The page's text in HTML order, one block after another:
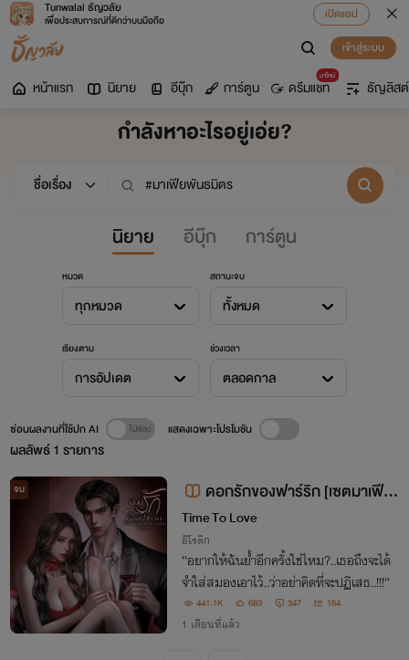
Tunwalai ธัญวลัย
เพื่อประสบการณ์ที่ดีกว่าบนมือถือ
เปิดแอป
เข้าสู่ระบบ
หน้าแรก นิยาย อีบุ๊ก การ์ตูน
มาใหม่
ดรีมแชท ธัญลิสต์
กำลังหาอะไรอยู่เอ่ย?
นิยาย อีบุ๊ก การ์ตูน
หมวด
ทุกหมวด
สถานะจบ
ทั้งหมด
เรียงตาม
การอัปเดต
ช่วงเวลา
ตลอดกาล
ผลลัพธ์1 รายการ
ซ่อนผลงานที่ใช้ปก AI แสดงเฉพาะโปรโมชัน
จบ
ดอกรักของฟาร์ริก [เซตมาเฟีย
รุ่นลูก][The flowers of Mafia]NC
25+++ เย็นชา โหด กินดุ
Time To Love
อีโรติก
“อยากให้ฉันย้ำอีกครั้งใช่ไหม?..เธอถึงจะได้
จำใส่สมองเอาไว้..ว่าอย่าคิดที่จะปฏิเสธ..!!!”
441.1K 683 347 154
1 เดือนที่แล้ว